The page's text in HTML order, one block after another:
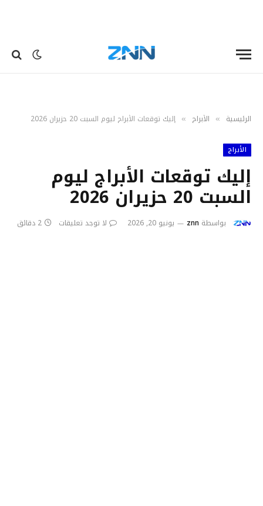
الرئيسية » الأبراج » إليك توقعات الأبراج ليوم السبت 20 حزيران 2026
الأبراج
إليك توقعات الأبراج ليوم
السبت 20 حزيران 2026
بواسطة znn يونيو 20, 2026 لا توجد تعليقات 2 دقائق